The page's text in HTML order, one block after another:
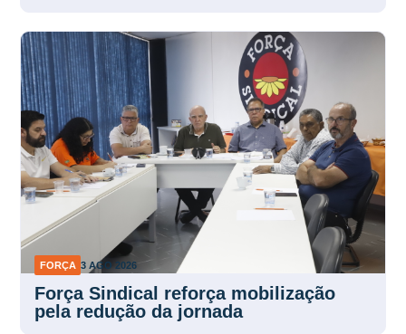
FORÇA 3 AGO 2026
Força Sindical reforça mobilização
pela redução da jornada